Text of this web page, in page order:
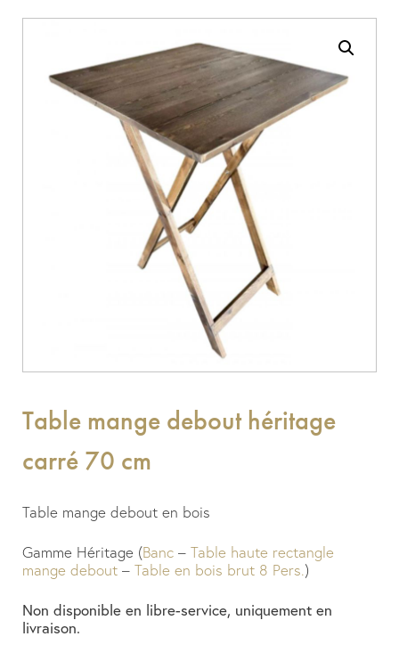
Table mange debout héritage
carré 70 cm
Table mange debout en bois
Gamme Héritage (Banc – Table haute rectangle
mange debout – Table en bois brut 8 Pers.)
Non disponible en libre-service, uniquement en
livraison.